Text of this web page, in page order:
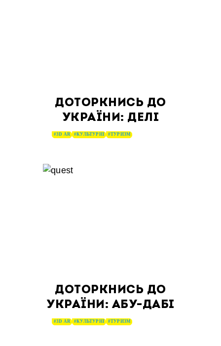
ДОТОРКНИСЬ ДО
УКРАЇНИ: ДЕЛІ
#3D AR #КУЛЬТУРНІ #ТУРИЗМ
ДОТОРКНИСЬ ДО
УКРАЇНИ: АБУ-ДАБІ
#3D AR #КУЛЬТУРНІ #ТУРИЗМ